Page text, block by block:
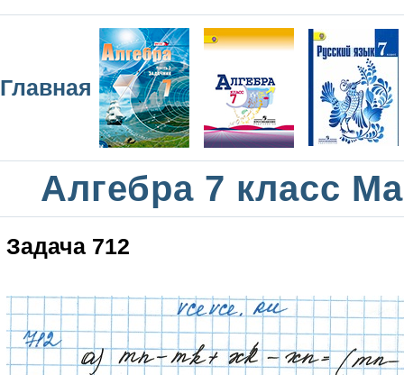
Главная
Алгебра 7 класс
Задача 712